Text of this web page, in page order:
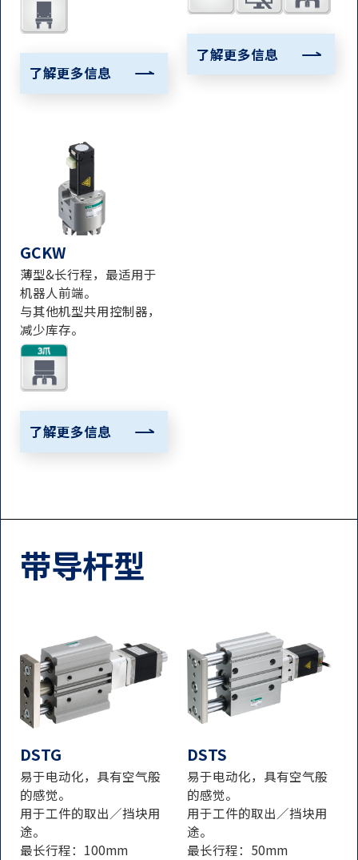
了解更多信息
了解更多信息
GCKW
薄型&长行程，最适用于
机器人前端。
与其他机型共用控制器，
减少库存。
了解更多信息
带导杆型
DSTG
易于电动化，具有空气般
的感觉。
用于工件的取出／挡块用
途。
最长行程：100mm
DSTS
易于电动化，具有空气般
的感觉。
用于工件的取出／挡块用
途。
最长行程：50mm